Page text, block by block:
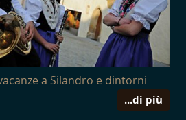
a Silandro e dintorni
...di più